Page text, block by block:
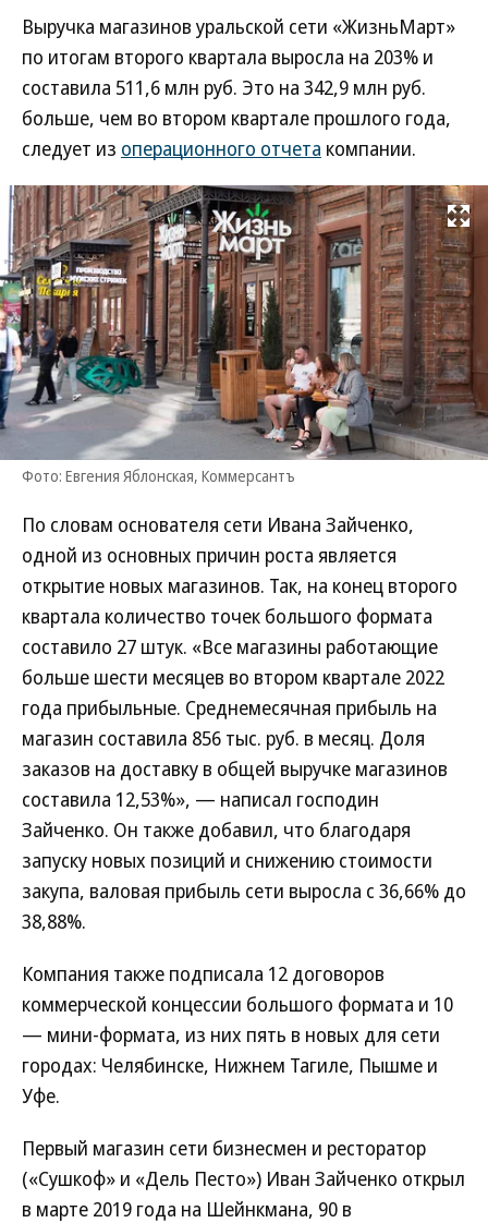
Выручка магазинов уральской сети «ЖизньМарт»
по итогам второго квартала выросла на 203% и
составила 511,6 млн руб. Это на 342,9 млн руб.
больше, чем во втором квартале прошлого года,
следует из операционного отчета компании.
Развернуть
Фото: Евгения Яблонская, Коммерсантъ
По словам основателя сети Ивана Зайченко,
одной из основных причин роста является
открытие новых магазинов. Так, на конец второго
квартала количество точек большого формата
составило 27 штук. «Все магазины работающие
больше шести месяцев во втором квартале 2022
года прибыльные. Среднемесячная прибыль на
магазин составила 856 тыс. руб. в месяц. Доля
заказов на доставку в общей выручке магазинов
составила 12,53%», — написал господин
Зайченко. Он также добавил, что благодаря
запуску новых позиций и снижению стоимости
закупа, валовая прибыль сети выросла с 36,66% до
38,88%.
Компания также подписала 12 договоров
коммерческой концессии большого формата и 10
— мини-формата, из них пять в новых для сети
городах: Челябинске, Нижнем Тагиле, Пышме и
Уфе.
Первый магазин сети бизнесмен и ресторатор
(«Сушкоф» и «Дель Песто») Иван Зайченко открыл
в марте 2019 года на Шейнкмана, 90 в